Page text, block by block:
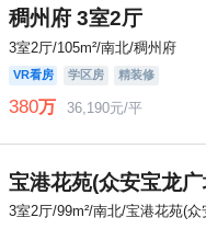
稠州府 3室2厅
3室2厅/105m²/南北/稠州府
VR看房 学区房 精装修
380万 36,190元/平
3室2厅/99m²/南北/宝港花苑(